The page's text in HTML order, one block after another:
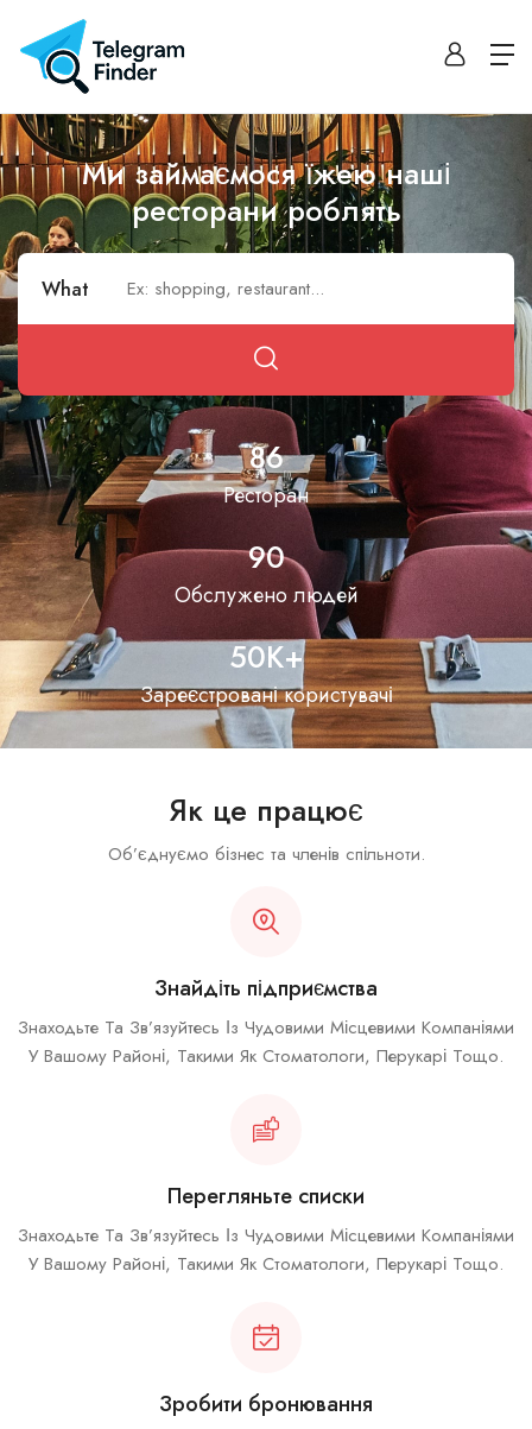
Ми займаємося їжею наші
ресторани роблять
What
Ресторан
86
Обслужено людей
90
Зареєстровані користувачі
50К+
Як це працює
Об’єднуємо бізнес та членів спільноти.
Знайдіть підприємства
Знаходьте Та Зв’язуйтесь Із Чудовими Місцевими Компаніями
У Вашому Районі, Такими Як Стоматологи, Перукарі Тощо.
Перегляньте списки
Знаходьте Та Зв’язуйтесь Із Чудовими Місцевими Компаніями
У Вашому Районі, Такими Як Стоматологи, Перукарі Тощо.
Зробити бронювання